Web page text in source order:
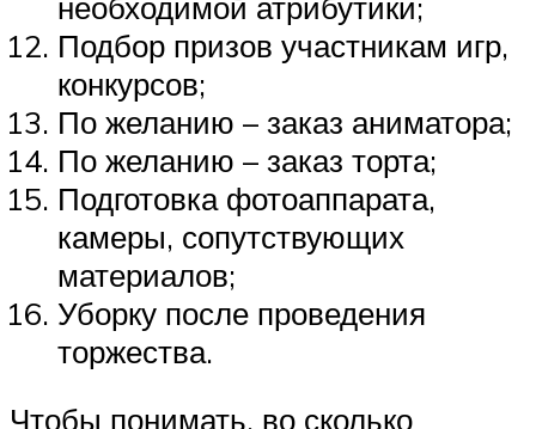
Подбор призов участникам игр,
конкурсов;
По желанию – заказ аниматора;
По желанию – заказ торта;
Подготовка фотоаппарата,
камеры, сопутствующих
материалов;
Уборку после проведения
торжества.
Чтобы понимать, во сколько